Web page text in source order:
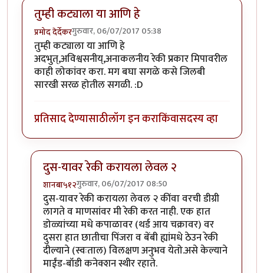
तुम्ही कट्याला या आणि हे
प्रमोद देर्देकरगुरुवार, 06/07/2017 05:38
तुम्ही कट्याला या आणि हे
अदभुत्,अविश्वसनीय्,अनाकलनीय रेकी प्रकार मिपावरील
काही लोकांवर करा. मग बघा सगळे कसे जिलबी
सारखी सरळ होतील सगळी. :D
प्रतिसाद देण्यासाठीलॉग इन कराकिंवासदस्य व्हा
दुस-यावर रेकी करायला लेवल २
शानबा५१२गुरुवार, 06/07/2017 08:50
In reply toतुम्ही कट्याला या आणि हेbyप्रमोद देर्देकर
दुस-यावर रेकी करायला लेवल २ कींवा वरची डीग्री
लागते व माणसांवर मी रेकी करत नाही. एक हात
डोळ्यांच्या मधे कपाळावर (थर्ड आय चक्रावर) वर
दुसरा हात छातीचा पिंजरा व बेंबी ह्यांमधे ठेउन रेकी
दील्याने (स्वःताल) विलक्षण अनुभव येतो.असे केल्याने
माईंड-बॉडी कनेक्शन स्थीर रहाते.